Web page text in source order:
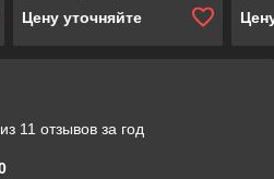
Цену уточняйте
11 отзывов за год